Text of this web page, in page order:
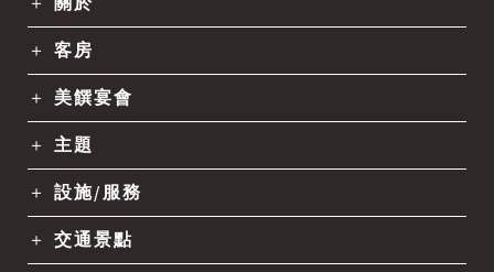
客房
美饌宴會
主題
設施/服務
交通景點